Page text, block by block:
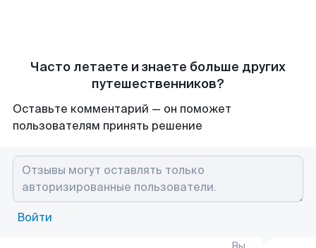
Часто летаете и знаете больше других
путешественников?
Оставьте комментарий — он поможет
пользователям принять решение
Войти